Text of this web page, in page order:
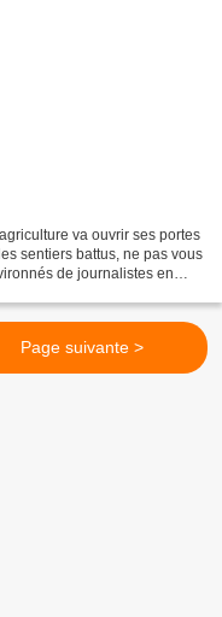
va ouvrir ses portes
sentiers battus, ne pas vous
de journalistes en
Page suivante >